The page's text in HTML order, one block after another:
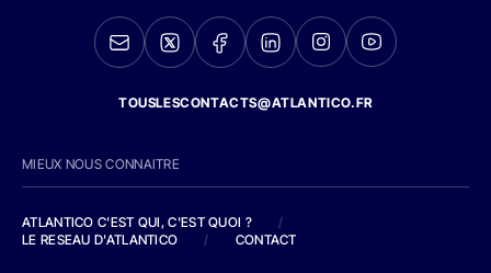
TOUSLESCONTACTS@ATLANTICO.FR
MIEUX NOUS CONNAITRE
ATLANTICO C'EST QUI, C'EST QUOI ?
/
LE RESEAU D'ATLANTICO
/ CONTACT